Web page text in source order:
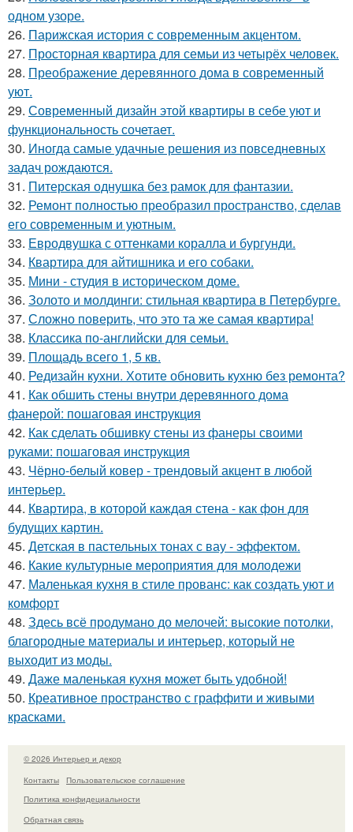
одном узоре.
26. Парижская история с современным акцентом.
27. Просторная квартира для семьи из четырёх человек.
28. Преображение деревянного дома в современный
уют.
29. Современный дизайн этой квартиры в себе уют и
функциональность сочетает.
30. Иногда самые удачные решения из повседневных
задач рождаются.
31. Питерская однушка без рамок для фантазии.
32. Ремонт полностью преобразил пространство, сделав
его современным и уютным.
33. Евродвушка с оттенками коралла и бургунди.
34. Квартира для айтишника и его собаки.
35. Мини - студия в историческом доме.
36. Золото и молдинги: стильная квартира в Петербурге.
37. Сложно поверить, что это та же самая квартира!
38. Классика по-английски для семьи.
39. Площадь всего 1, 5 кв.
40. Редизайн кухни. Хотите обновить кухню без ремонта?
41. Как обшить стены внутри деревянного дома
фанерой: пошаговая инструкция
42. Как сделать обшивку стены из фанеры своими
руками: пошаговая инструкция
43. Чёрно-белый ковер - трендовый акцент в любой
интерьер.
44. Квартира, в которой каждая стена - как фон для
будущих картин.
45. Детская в пастельных тонах с вау - эффектом.
46. Какие культурные мероприятия для молодежи
47. Маленькая кухня в стиле прованс: как создать уют и
комфорт
48. Здесь всё продумано до мелочей: высокие потолки,
благородные материалы и интерьер, который не
выходит из моды.
49. Даже маленькая кухня может быть удобной!
50. Креативное пространство с граффити и живыми
красками.
© 2026 Интерьер и декор
Контакты
Пользовательское соглашение
Политика конфидециальности
Обратная связь